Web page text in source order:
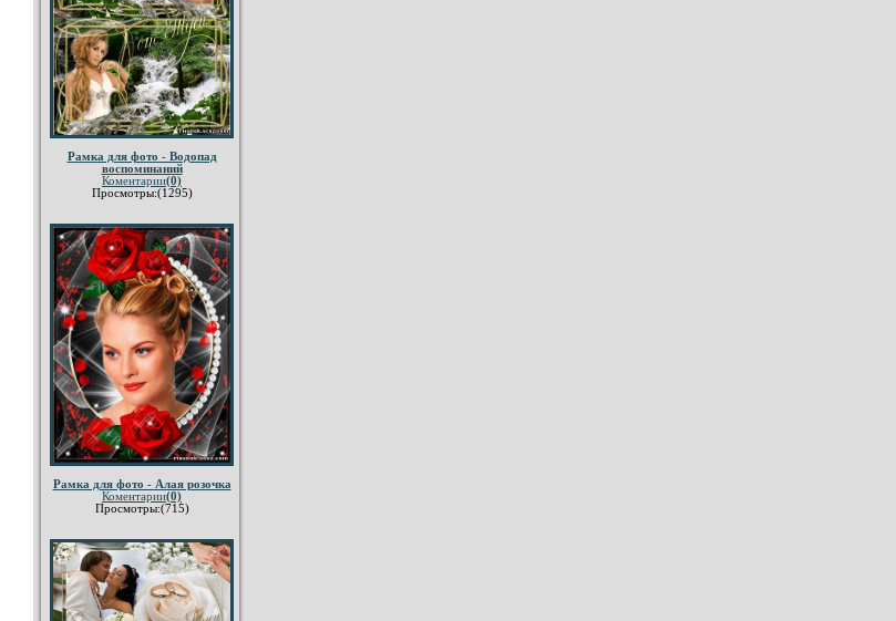
Рамка для фото - Водопад
воспоминаний
Коментарии(0)
Просмотры:(1295)
Рамка для фото - Алая розочка
Коментарии(0)
Просмотры:(715)